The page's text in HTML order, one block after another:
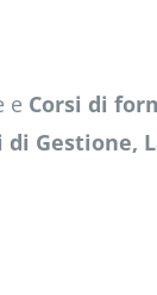
e Corsi di
di Gestione,